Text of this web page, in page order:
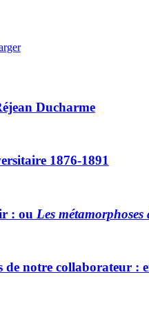
Ducharme
1876-1891
: ou Les
notre collaborateur :